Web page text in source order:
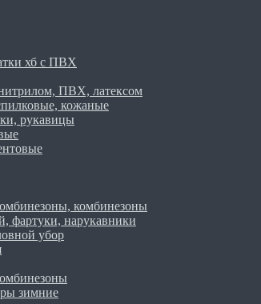
хб с ПВХ
ПВХ, латексом
кожаные
рукавицы
комбинезоны
фартуки, нарукавники
убор
зимние